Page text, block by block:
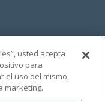
usted acepta
para
el uso del mismo,
marketing.